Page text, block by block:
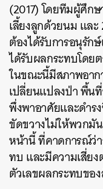
(2017) โดยทีมผู้ศึก
เลี้ยงลูกด้วยนม แล
ต้องได้รับการอนุรัก
ได้รับผลกระทบโดย
ในขณะนี้มีสภาพอา
เปลี่ยนแปลงป่า พื้น
พึ่งพาอาศัยและดำ
ขัดขวางไม่ให้พวกมั
หน้านี้ ที่คาดการณ์ว่
ทบ และมีความเสี่ย
ตัวเลขผลกระทบขอ